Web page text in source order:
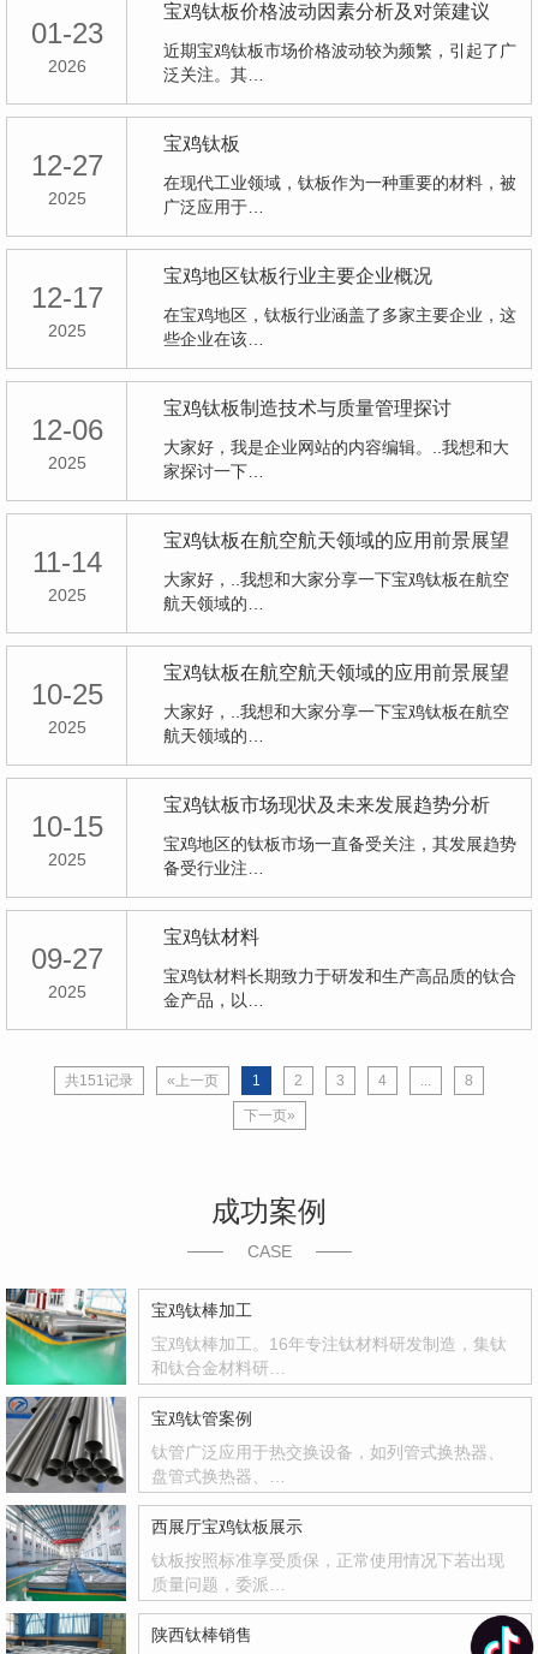
01-23
2026
宝鸡钛板价格波动因素分析及对策建议
近期宝鸡钛板市场价格波动较为频繁，引起了广
泛关注。其…
12-27
2025
宝鸡钛板
在现代工业领域，钛板作为一种重要的材料，被
广泛应用于…
12-17
2025
宝鸡地区钛板行业主要企业概况
在宝鸡地区，钛板行业涵盖了多家主要企业，这
些企业在该…
12-06
2025
宝鸡钛板制造技术与质量管理探讨
大家好，我是企业网站的内容编辑。..我想和大
家探讨一下…
11-14
2025
宝鸡钛板在航空航天领域的应用前景展望
大家好，..我想和大家分享一下宝鸡钛板在航空
航天领域的…
10-25
2025
宝鸡钛板在航空航天领域的应用前景展望
大家好，..我想和大家分享一下宝鸡钛板在航空
航天领域的…
10-15
2025
宝鸡钛板市场现状及未来发展趋势分析
宝鸡地区的钛板市场一直备受关注，其发展趋势
备受行业注…
09-27
2025
宝鸡钛材料
宝鸡钛材料长期致力于研发和生产高品质的钛合
金产品，以…
共151记录 «上一页 1 2 3 4 ... 8
下一页»
成功案例
CASE
宝鸡钛棒加工
宝鸡钛棒加工。16年专注钛材料研发制造，集钛
和钛合金材料研…
宝鸡钛管案例
钛管广泛应用于热交换设备，如列管式换热器、
盘管式换热器、…
西展厅宝鸡钛板展示
钛板按照标准享受质保，正常使用情况下若出现
质量问题，委派…
陕西钛棒销售